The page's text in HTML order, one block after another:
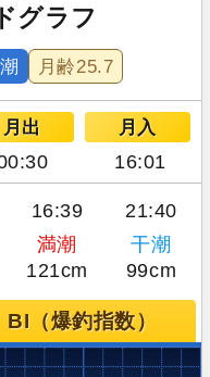
グラフ
月齢25.7
月出 月入
16:01
16:39 21:40
満潮
干潮
121cm 99cm
BI（爆釣指数）